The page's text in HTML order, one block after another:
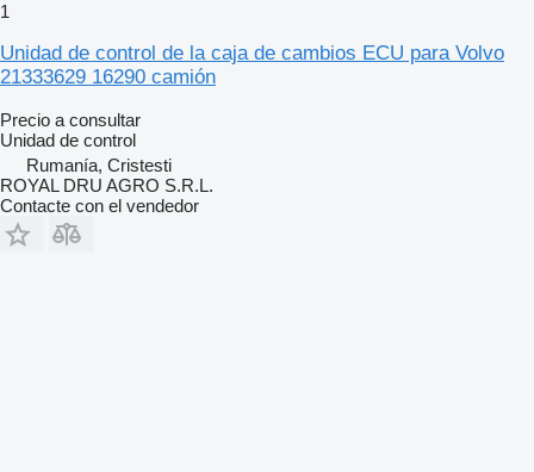
1
Unidad de control de la caja de cambios ECU para Volvo
21333629 16290 camión
Precio a consultar
Unidad de control
Rumanía, Cristesti
ROYAL DRU AGRO S.R.L.
Contacte con el vendedor